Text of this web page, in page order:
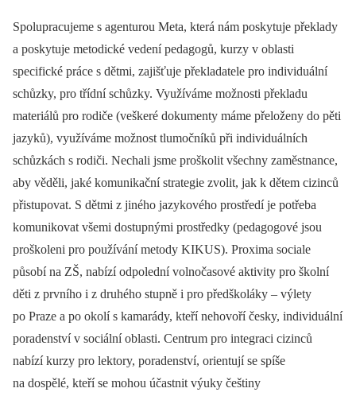
Spolupracujeme s agenturou Meta, která nám poskytuje překlady
a poskytuje metodické vedení pedagogů, kurzy v oblasti
specifické práce s dětmi, zajišťuje překladatele pro individuální
schůzky, pro třídní schůzky. Využíváme možnosti překladu
materiálů pro rodiče (veškeré dokumenty máme přeloženy do pěti
jazyků), využíváme možnost tlumočníků při individuálních
schůzkách s rodiči. Nechali jsme proškolit všechny zaměstnance,
aby věděli, jaké komunikační strategie zvolit, jak k dětem cizinců
přistupovat. S dětmi z jiného jazykového prostředí je potřeba
komunikovat všemi dostupnými prostředky (pedagogové jsou
proškoleni pro používání metody KIKUS). Proxima sociale
působí na ZŠ, nabízí odpolední volnočasové aktivity pro školní
děti z prvního i z druhého stupně i pro předškoláky –⁠ výlety
po Praze a po okolí s kamarády, kteří nehovoří česky, individuální
poradenství v sociální oblasti. Centrum pro integraci cizinců
nabízí kurzy pro lektory, poradenství, orientují se spíše
na dospělé, kteří se mohou účastnit výuky češtiny